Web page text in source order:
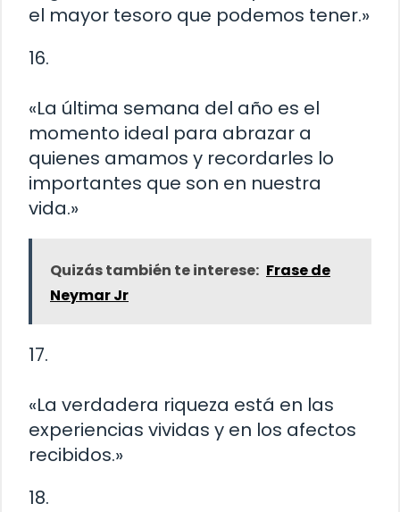
el mayor tesoro que podemos tener.»
16.
«La última semana del año es el
momento ideal para abrazar a
quienes amamos y recordarles lo
importantes que son en nuestra
vida.»
Quizás también te interese: Frase de
Neymar Jr
17.
«La verdadera riqueza está en las
experiencias vividas y en los afectos
recibidos.»
18.